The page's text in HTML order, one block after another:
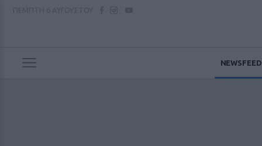
NEWSFEED